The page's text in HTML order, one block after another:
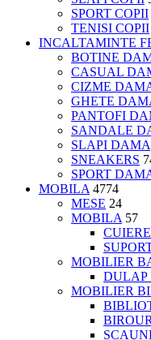
SPORT COPII
TENISI COPII
INCALTAMINTE
BOTINE
CASUAL
CIZME
GHETE
PANTOFI
SANDALE
SLAPI DAMA
SNEAKERS
SPORT
MOBILA 4774
MESE 24
MOBILA 57
CUIERE
MOBILIER
DULAP
MOBILIER